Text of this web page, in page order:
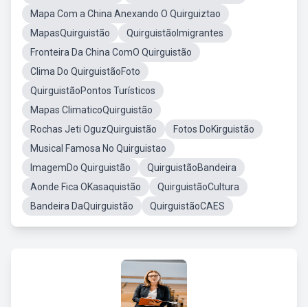
Mapa Com a China Anexando O Quirguiztao
MapasQuirguistão
QuirguistãoImigrantes
Fronteira Da China ComO Quirguistão
Clima Do QuirguistãoFoto
QuirguistãoPontos Turísticos
Mapas ClimaticoQuirguistão
Rochas Jeti OguzQuirguistão
Fotos DoKirguistão
Musical Famosa No Quirguistao
ImagemDo Quirguistão
QuirguistãoBandeira
Aonde Fica OKasaquistão
QuirguistãoCultura
Bandeira DaQuirguistão
QuirguistãoCAES